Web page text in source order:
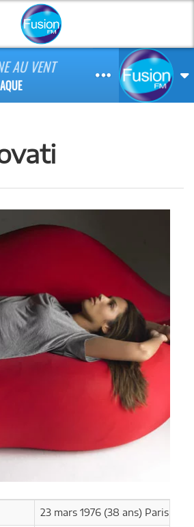
VENT
23 mars 1976 (38 ans) Paris,